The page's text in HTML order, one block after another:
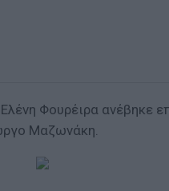
Φουρέιρα ανέβηκε
Μαζωνάκη.